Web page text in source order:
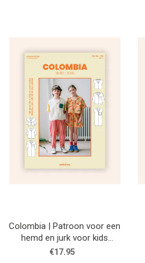
Colombia | Patroon voor een
hemd en jurk voor kids
| Notches
€17.95